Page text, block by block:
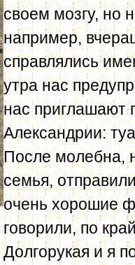
своем мозгу, но
например,
справлялись
утра нас
нас приглашают
Александрии:
После молебна,
семья,
очень хорошие
говорили, по
Долгорукая и я